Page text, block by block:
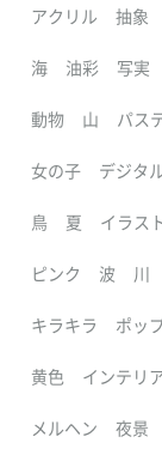
アクリル 抽象
海 油彩 写実
動物 山 パス
女の子 デジタ
鳥 夏 イラス
ピンク 波 川
キラキラ ポッ
黄色 インテリ
メルヘン 夜景